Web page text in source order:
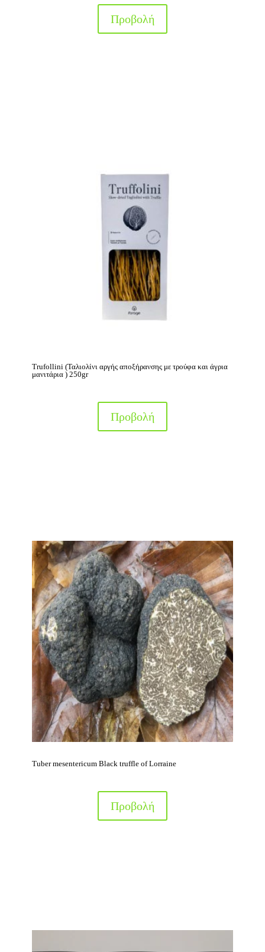
Προβολή
Trufollini (Ταλιολίνι αργής αποξήρανσης με τρούφα και άγρια
μανιτάρια ) 250gr
Προβολή
Tuber mesentericum Black truffle of Lorraine
Προβολή